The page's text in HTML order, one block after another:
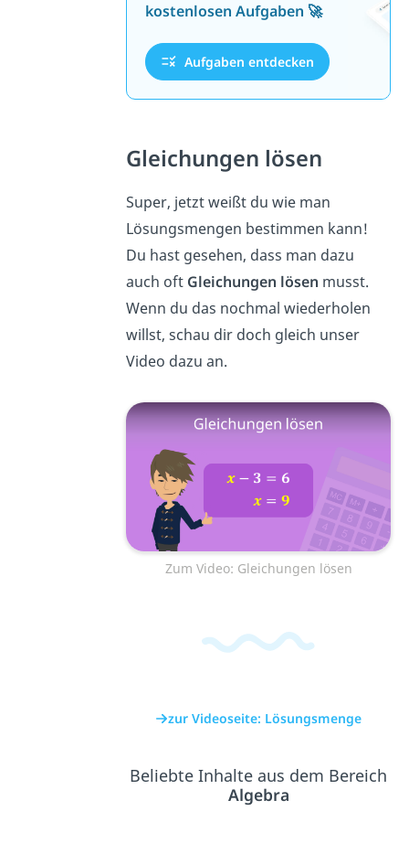
kostenlosen Aufgaben 🚀
Aufgaben entdecken
Gleichungen lösen
Super, jetzt weißt du wie man
Lösungsmengen bestimmen kann!
Du hast gesehen, dass man dazu
auch oft Gleichungen lösen musst.
Wenn du das nochmal wiederholen
willst, schau dir doch gleich unser
Video dazu an.
Zum Video: Gleichungen lösen
zur Videoseite: Lösungsmenge
Beliebte Inhalte aus dem Bereich
Algebra